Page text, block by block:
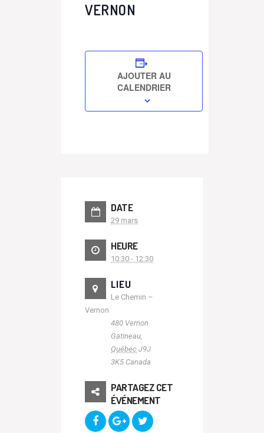
VERNON
AJOUTER AU
CALENDRIER
DATE
29 mars
HEURE
10:30 - 12:30
LIEU
Le Chemin –
Vernon
480 Vernon
Gatineau,
Québec J9J
3K5 Canada
PARTAGEZ CET
ÉVÉNEMENT